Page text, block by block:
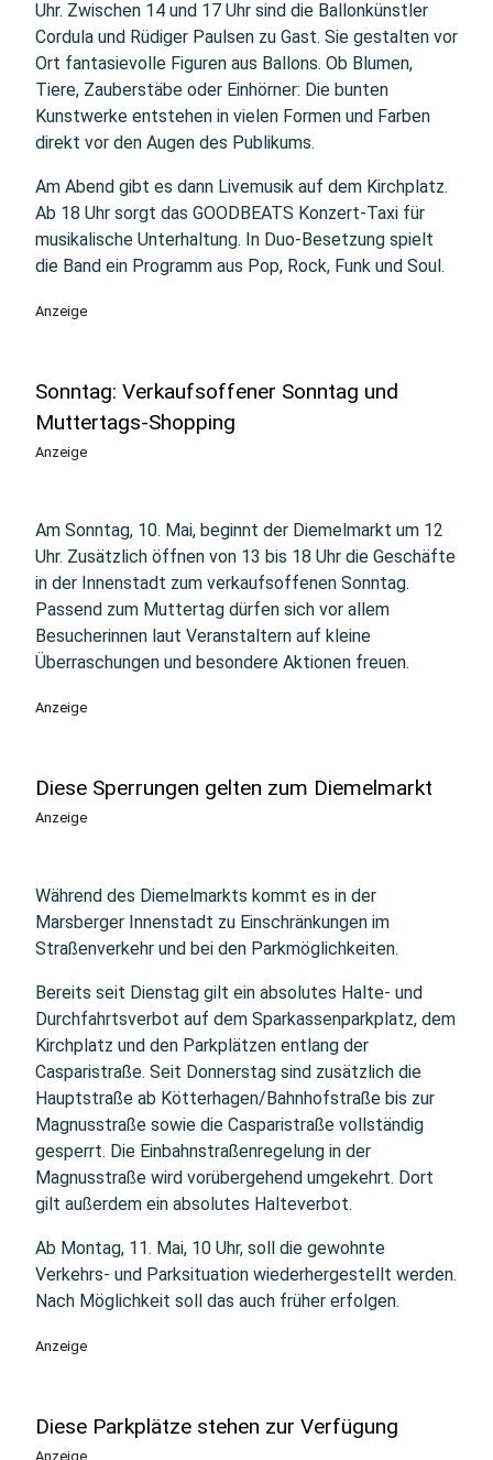
Uhr. Zwischen 14 und 17 Uhr sind die Ballonkünstler
Cordula und Rüdiger Paulsen zu Gast. Sie gestalten vor
Ort fantasievolle Figuren aus Ballons. Ob Blumen,
Tiere, Zauberstäbe oder Einhörner: Die bunten
Kunstwerke entstehen in vielen Formen und Farben
direkt vor den Augen des Publikums.
Am Abend gibt es dann Livemusik auf dem Kirchplatz.
Ab 18 Uhr sorgt das GOODBEATS Konzert-Taxi für
musikalische Unterhaltung. In Duo-Besetzung spielt
die Band ein Programm aus Pop, Rock, Funk und Soul.
Anzeige
Sonntag: Verkaufsoffener Sonntag und
Muttertags-Shopping
Anzeige
Am Sonntag, 10. Mai, beginnt der Diemelmarkt um 12
Uhr. Zusätzlich öffnen von 13 bis 18 Uhr die Geschäfte
in der Innenstadt zum verkaufsoffenen Sonntag.
Passend zum Muttertag dürfen sich vor allem
Besucherinnen laut Veranstaltern auf kleine
Überraschungen und besondere Aktionen freuen.
Anzeige
Diese Sperrungen gelten zum Diemelmarkt
Anzeige
Während des Diemelmarkts kommt es in der
Marsberger Innenstadt zu Einschränkungen im
Straßenverkehr und bei den Parkmöglichkeiten.
Bereits seit Dienstag gilt ein absolutes Halte- und
Durchfahrtsverbot auf dem Sparkassenparkplatz, dem
Kirchplatz und den Parkplätzen entlang der
Casparistraße. Seit Donnerstag sind zusätzlich die
Hauptstraße ab Kötterhagen/Bahnhofstraße bis zur
Magnusstraße sowie die Casparistraße vollständig
gesperrt. Die Einbahnstraßenregelung in der
Magnusstraße wird vorübergehend umgekehrt. Dort
gilt außerdem ein absolutes Halteverbot.
Ab Montag, 11. Mai, 10 Uhr, soll die gewohnte
Verkehrs- und Parksituation wiederhergestellt werden.
Nach Möglichkeit soll das auch früher erfolgen.
Anzeige
Diese Parkplätze stehen zur Verfügung
Anzeige